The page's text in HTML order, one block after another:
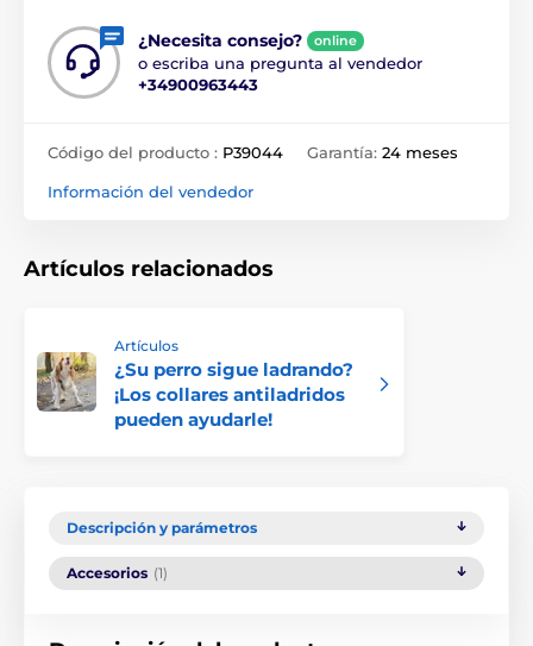
¿Necesita consejo? online
o escriba una pregunta al vendedor
+34900963443
Código del producto : P39044 Garantía: 24 meses
Información del vendedor
Artículos relacionados
Artículos
¿Su perro sigue ladrando?
¡Los collares antiladridos
pueden ayudarle!
Descripción y parámetros
Accesorios (1)